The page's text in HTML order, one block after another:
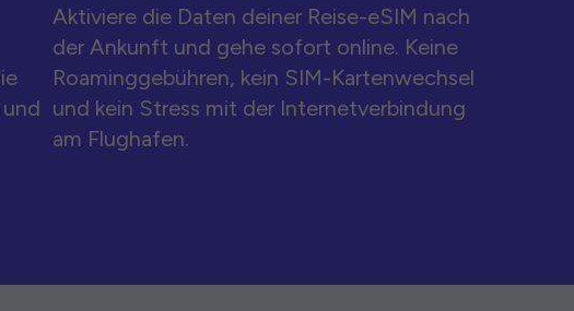
Aktiviere die Daten deiner Reise-eSIM nach
der Ankunft und gehe sofort online. Keine
Roaminggebühren, kein SIM-Kartenwechsel
und kein Stress mit der Internetverbindung
am Flughafen.